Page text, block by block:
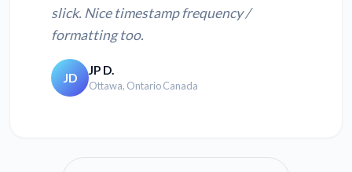
QT dosyasını metne
dönüştürün
slick. Nice timestamp frequency /
formatting too.
JD JP D.
Ottawa, Ontario Canada